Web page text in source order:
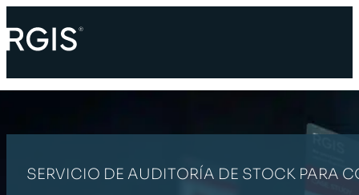
SERVICIO DE AUDITORÍA DE STOCK PARA